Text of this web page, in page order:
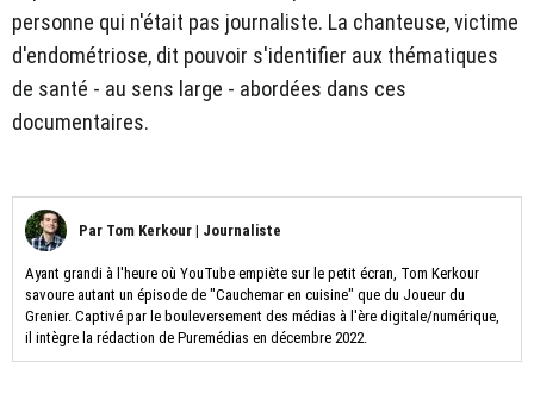
personne qui n'était pas journaliste. La chanteuse, victime
d'endométriose, dit pouvoir s'identifier aux thématiques
de santé - au sens large - abordées dans ces
documentaires.
Par Tom Kerkour | Journaliste
Ayant grandi à l'heure où YouTube empiète sur le petit écran, Tom Kerkour
savoure autant un épisode de "Cauchemar en cuisine" que du Joueur du
Grenier. Captivé par le bouleversement des médias à l'ère digitale/numérique,
il intègre la rédaction de Puremédias en décembre 2022.